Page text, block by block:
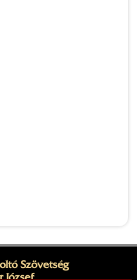
Szövetség
József